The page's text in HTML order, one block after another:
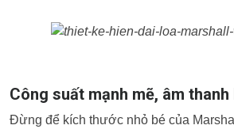
Công suất mạnh mẽ, âm thanh
Đừng để kích thước nhỏ bé của